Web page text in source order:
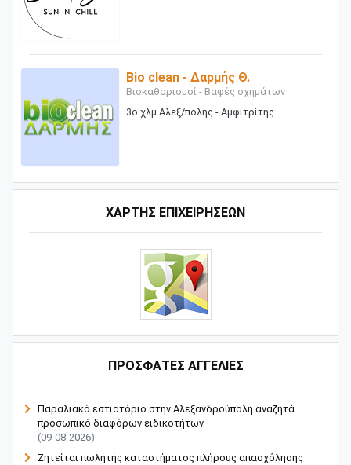
Bio clean - Δαρμής Θ.
Βιοκαθαρισμοί - Βαφές οχημάτων
3ο χλμ Αλεξ/πολης - Αμφιτρίτης
ΧΑΡΤΗΣ ΕΠΙΧΕΙΡΗΣΕΩΝ
ΠΡΟΣΦΑΤΕΣ ΑΓΓΕΛΙΕΣ
Παραλιακό εστιατόριο στην Αλεξανδρούπολη αναζητά
προσωπικό διαφόρων ειδικοτήτων
(09-08-2026)
Ζητείται πωλητής καταστήματος πλήρους απασχόλησης